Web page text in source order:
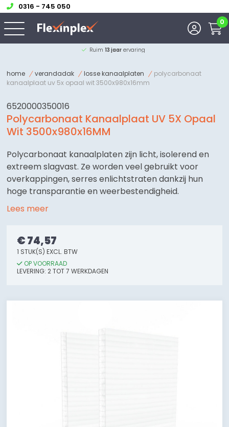
0316 - 745 050
0
Advies van onzeexperts
home verandadak losse kanaalplaten
polycarbonaat
kanaalplaat uv 5x opaal wit 3500x980x16mm
6520000350016
Polycarbonaat Kanaalplaat UV 5X Opaal
Wit 3500x980x16MM
Polycarbonaat kanaalplaten zijn licht, isolerend en
extreem slagvast. Ze worden veel gebruikt voor
overkappingen, serres enlichtstraten dankzij hun
hoge transparantie en weerbestendigheid.
Lees meer
€ 74,57
1 STUK(S) EXCL. BTW
OP VOORRAAD
LEVERING: 2 TOT 7 WERKDAGEN